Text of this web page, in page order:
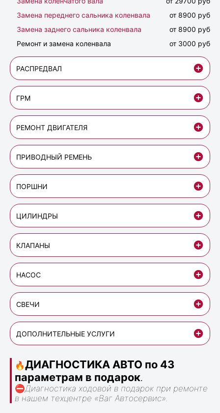
Замена переднего сальника коленвала
от 8900 руб
Замена заднего сальника коленвала
от 8900 руб
Ремонт и замена коленвала
от 3000 руб
РАСПРЕДВАЛ
ГРМ
РЕМОНТ ДВИГАТЕЛЯ
ПРИВОДНЫЙ РЕМЕНЬ
ПОРШНИ
ЦИЛИНДРЫ
КЛАПАНЫ
НАСОС
СВЕЧИ
ДОПОЛНИТЕЛЬНЫЕ УСЛУГИ
🔥ДИАГНОСТИКА АВТО по 43
параметрам в подарок.
⛔Диагностика ходовой в подарок при ремонте
в нашем техцентре «Ваг Автосервис».